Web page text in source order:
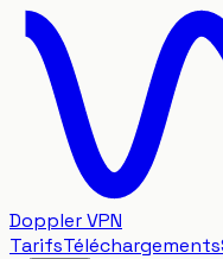
Doppler VPN
TarifsTéléchargements